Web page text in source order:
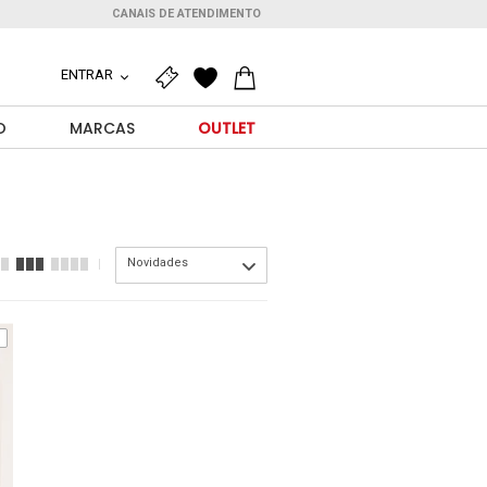
CANAIS DE ATENDIMENTO
ENTRAR
MARCAS OUTLET
Novidades